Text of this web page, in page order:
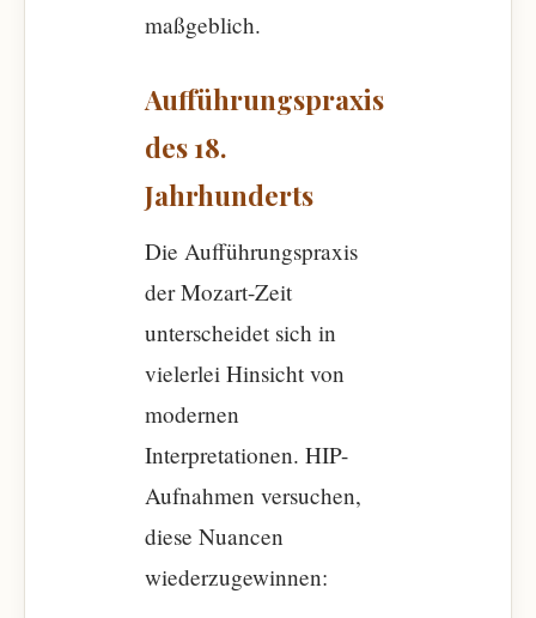
maßgeblich.
Aufführungspraxis
des 18.
Jahrhunderts
Die Aufführungspraxis
der Mozart-Zeit
unterscheidet sich in
vielerlei Hinsicht von
modernen
Interpretationen. HIP-
Aufnahmen versuchen,
diese Nuancen
wiederzugewinnen: